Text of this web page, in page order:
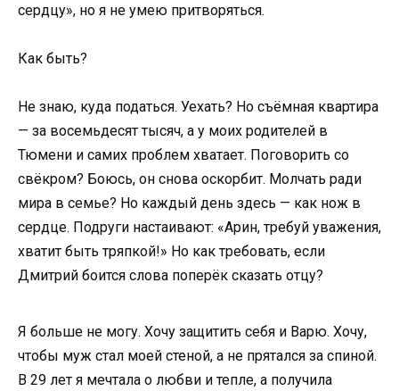
сердцу», но я не умею притворяться.
Как быть?
Не знаю, куда податься. Уехать? Но съёмная квартира
— за восемьдесят тысяч, а у моих родителей в
Тюмени и самих проблем хватает. Поговорить со
свёкром? Боюсь, он снова оскорбит. Молчать ради
мира в семье? Но каждый день здесь — как нож в
сердце. Подруги настаивают: «Арин, требуй уважения,
хватит быть тряпкой!» Но как требовать, если
Дмитрий боится слова поперёк сказать отцу?
Я больше не могу. Хочу защитить себя и Варю. Хочу,
чтобы муж стал моей стеной, а не прятался за спиной.
В 29 лет я мечтала о любви и тепле, а получила